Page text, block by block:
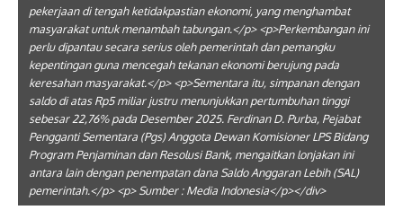
pekerjaan di tengah ketidakpastian ekonomi, yang menghambat
masyarakat untuk menambah tabungan.</p> <p>Perkembangan ini
perlu dipantau secara serius oleh pemerintah dan pemangku
kepentingan guna mencegah tekanan ekonomi berujung pada
keresahan masyarakat.</p> <p>Sementara itu, simpanan dengan
saldo di atas Rp5 miliar justru menunjukkan pertumbuhan tinggi
sebesar 22,76% pada Desember 2025. Ferdinan D. Purba, Pejabat
Pengganti Sementara (Pgs) Anggota Dewan Komisioner LPS Bidang
Program Penjaminan dan Resolusi Bank, mengaitkan lonjakan ini
antara lain dengan penempatan dana Saldo Anggaran Lebih (SAL)
pemerintah.</p> <p> Sumber : Media Indonesia</p></div>